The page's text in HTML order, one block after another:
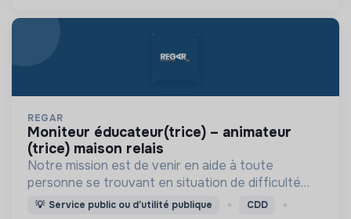
REGAR
moniteur éducateur(trice) – animateur
(trice) maison relais
Notre mission est de venir en aide à toute
personne se trouvant en situation de difficulté
matérielle, en détresse psychique et plus
💡 Service public ou d’utilité publique CDD